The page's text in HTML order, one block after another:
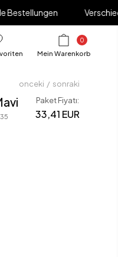
Verschiedene
0
Mein Warenkorb
onceki / sonraki
Paket Fiyatı:
33,41 EUR